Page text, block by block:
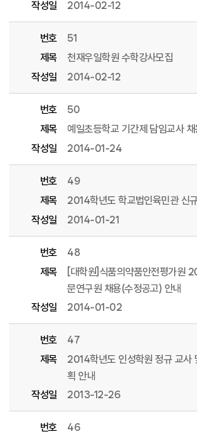
작성일
2014-02-12
번호
51
제목
천재우일학원 수학강사모집
작성일
2014-02-12
번호
50
제목
예일초등학교 기간제 담임교사
작성일
2014-01-24
번호
49
제목
2014학년도 학교법인육민관 신
작성일
2014-01-21
번호
48
제목
[대학원]식품의약품안전평가원
문연구원 채용(수정공고) 안내
작성일
2014-01-02
번호
47
제목
2014학년도 인성학원 정규 교사
획 안내
작성일
2013-12-26
번호
46